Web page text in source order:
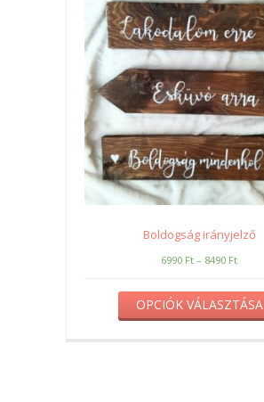
Boldogság irányjelző
6990 Ft – 8490 Ft
OPCIÓK VÁLASZTÁSA